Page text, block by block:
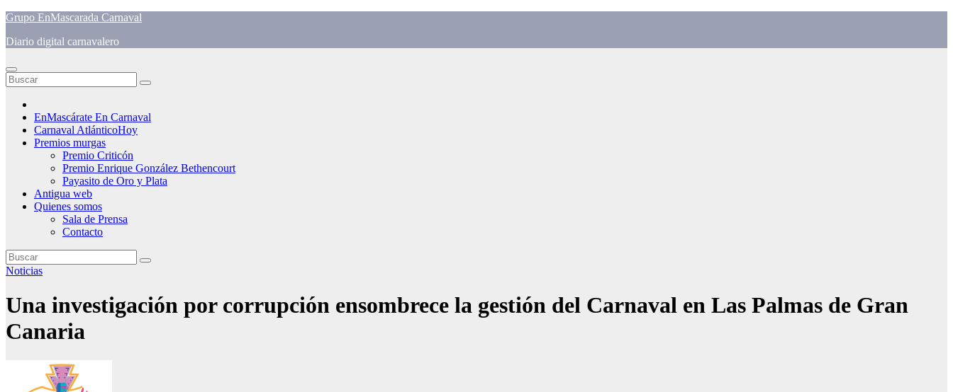
Saltar
contenido
Grupo EnMascarada Carnaval
Diario digital carnavalero
EnMascárate En Carnaval
Carnaval AtlánticoHoy
Premios murgas
Premio Criticón
Premio Enrique González Bethencourt
Payasito de Oro y Plata
Antigua web
Quienes somos
Sala de Prensa
Contacto
Noticias
Una investigación por corrupción ensombrece la gestión del Carnaval en Las Palmas de Gran
Canaria